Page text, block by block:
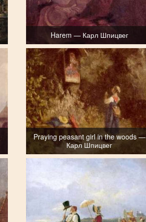
Harem — Карл Шпицвег
Praying peasant girl in the woods —
Карл Шпицвег